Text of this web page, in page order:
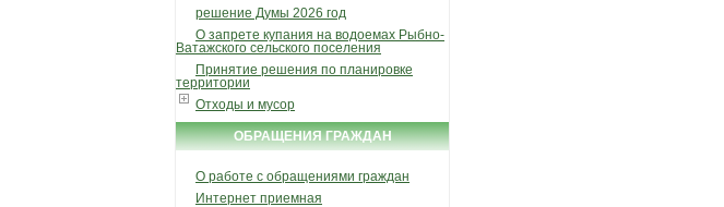
решение Думы 2026 год
О запрете купания на водоемах Рыбно-
Ватажского сельского поселения
Принятие решения по планировке
территории
Отходы и мусор
ОБРАЩЕНИЯ ГРАЖДАН
О работе с обращениями граждан
Интернет приемная